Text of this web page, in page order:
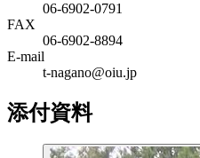
06-6902-0791
FAX
06-6902-8894
E-mail
t-nagano@oiu.jp
添付資料